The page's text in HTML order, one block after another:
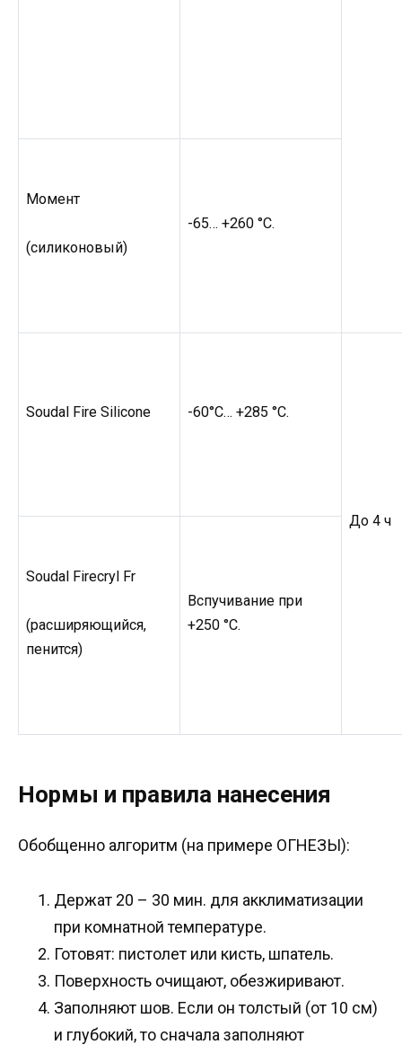
Момент
(силиконовый)
-65… +260 °C.
Soudal Fire Silicone -60°C… +285 °C.
До 4 ч
Soudal Firecryl Fr
(расширяющийся,
пенится)
Вспучивание при
+250 °C.
Нормы и правила нанесения
Обобщенно алгоритм (на примере ОГНЕЗЫ):
Держат 20 – 30 мин. для акклиматизации
при комнатной температуре.
Готовят: пистолет или кисть, шпатель.
Поверхность очищают, обезжиривают.
Заполняют шов. Если он толстый (от 10 см)
и глубокий, то сначала заполняют